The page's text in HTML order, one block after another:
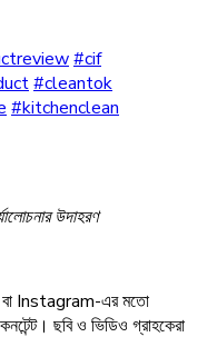
#cif
#cleantok
#kitchenclean
উদাহরণ
Instagram-এর মতো
ছবি ও ভিডিও গ্রাহকেরা